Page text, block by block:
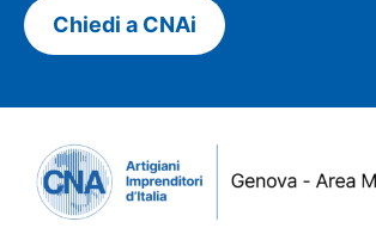
Chiedi a CNAi